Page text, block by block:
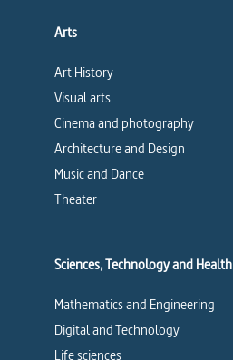
Arts
Art History
Visual arts
Cinema and photography
Architecture and Design
Music and Dance
Theater
Sciences, Technology and Health
Mathematics and Engineering
Digital and Technology
Life sciences